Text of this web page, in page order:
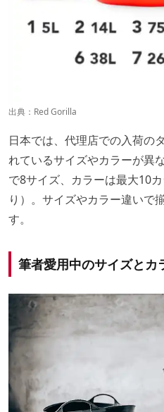
出典： Red Gorilla
日本では、代理店での入荷の
れているサイズやカラーが異
で8サイズ、カラーは最大10
り）。サイズやカラー違いで
す。
筆者愛用中のサイズとカ